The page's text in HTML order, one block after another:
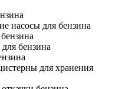
насосы для бензина
бензина
для хранения